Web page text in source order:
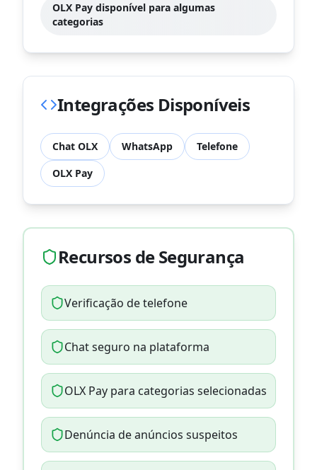
OLX Pay disponível para algumas
categorias
Integrações Disponíveis
Chat OLX WhatsApp
Telefone
OLX Pay
Recursos de Segurança
Verificação de telefone
Chat seguro na plataforma
OLX Pay para categorias selecionadas
Denúncia de anúncios suspeitos